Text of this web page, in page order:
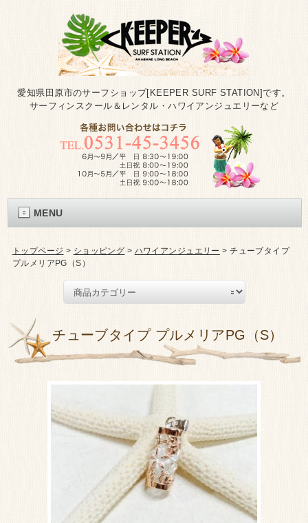
愛知県田原市のサーフショップ[KEEPER SURF STATION]です。
サーフィンスクール＆レンタル・ハワイアンジュエリーなど
MENU
トップページ > ショッピング > ハワイアンジュエリー >チューブタイプ
プルメリアPG（S）
チューブタイプ プルメリアPG（S）